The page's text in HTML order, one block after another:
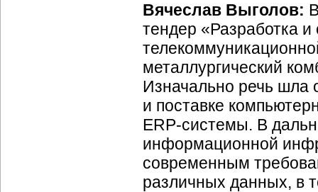
Вячеслав Выголов:
тендер «Разработка
металлургический
Изначально речь шла
и поставке
ERP-системы. В
информационной
современным
различных данных, в